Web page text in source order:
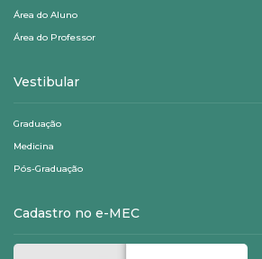
Área do Aluno
Área do Professor
Vestibular
Graduação
Medicina
Pós-Graduação
Cadastro no e-MEC